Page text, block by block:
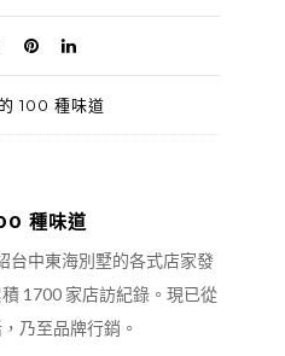
100 種味道
種味道
台中東海別墅的各式店家發
1700 家店訪紀錄。現已從
乃至品牌行銷。